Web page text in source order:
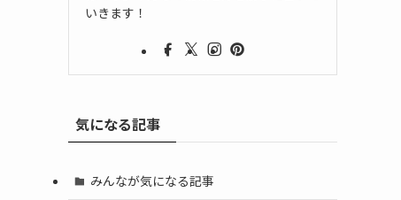
いきます！
気になる記事
みんなが気になる記事